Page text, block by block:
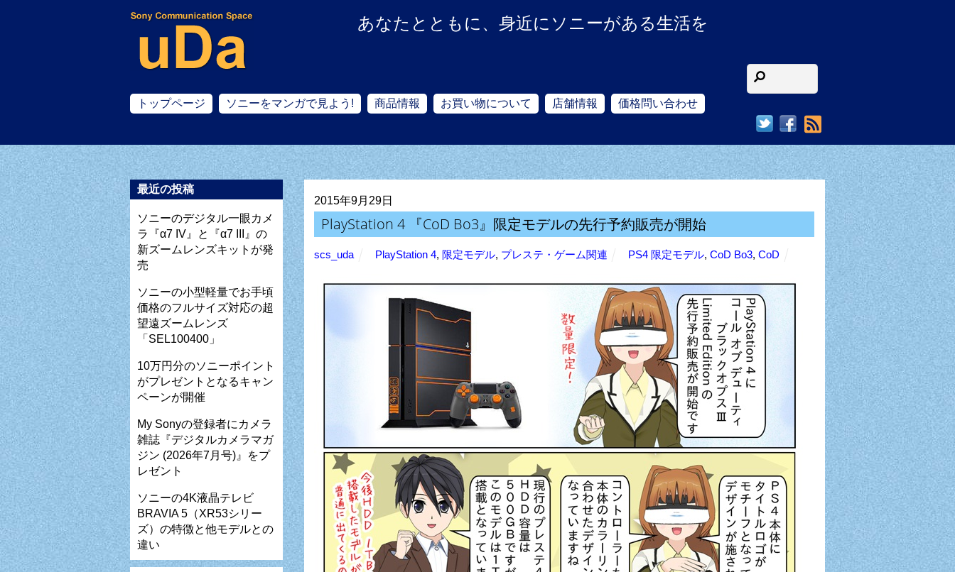
あなたとともに、身近にソニーがある生活を
トップページ ソニーをマンガで見よう! 商品情報 お買い物について 店舗情報
価格問い合わせ
2015年9月29日
PlayStation 4 『CoD Bo3』限定モデルの先行予約販売が開始
scs_uda PlayStation 4, 限定モデル, プレステ・ゲーム関連 PS4 限定モデル,CoD Bo3,CoD
最近の投稿
ソニーのデジタル一眼カメ
ラ『α7 IV』と『α7 III』の
新ズームレンズキットが発
売
ソニーの小型軽量でお手頃
価格のフルサイズ対応の超
望遠ズームレンズ
「SEL100400」
10万円分のソニーポイント
がプレゼントとなるキャン
ペーンが開催
My Sonyの登録者にカメラ
雑誌『デジタルカメラマガ
ジン (2026年7月号)』をプ
レゼント
ソニーの4K液晶テレビ
BRAVIA 5（XR53シリー
ズ）の特徴と他モデルとの
違い